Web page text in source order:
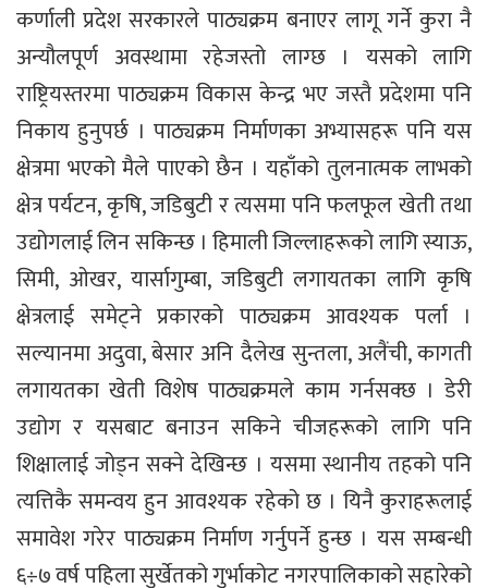
कर्णाली प्रदेश सरकारले पाठ्यक्रम बनाएर लागू गर्ने कुरा नै
अन्यौलपूर्ण अवस्थामा रहेजस्तो लाग्छ । यसको लागि
राष्ट्रियस्तरमा पाठ्यक्रम विकास केन्द्र भए जस्तै प्रदेशमा पनि
निकाय हुनुपर्छ । पाठ्यक्रम निर्माणका अभ्यासहरू पनि यस
क्षेत्रमा भएको मैले पाएको छैन । यहाँको तुलनात्मक लाभको
क्षेत्र पर्यटन, कृषि, जडिबुटी र त्यसमा पनि फलफूल खेती तथा
उद्योगलाई लिन सकिन्छ । हिमाली जिल्लाहरूको लागि स्याऊ,
सिमी, ओखर, यार्सागुम्बा, जडिबुटी लगायतका लागि कृषि
क्षेत्रलाई समेट्ने प्रकारको पाठ्यक्रम आवश्यक पर्ला ।
सल्यानमा अदुवा, बेसार अनि दैलेख सुन्तला, अलैंची, कागती
लगायतका खेती विशेष पाठ्यक्रमले काम गर्नसक्छ । डेरी
उद्योग र यसबाट बनाउन सकिने चीजहरूको लागि पनि
शिक्षालाई जोड्न सक्ने देखिन्छ । यसमा स्थानीय तहको पनि
त्यत्तिकै समन्वय हुन आवश्यक रहेको छ । यिनै कुराहरूलाई
समावेश गरेर पाठ्यक्रम निर्माण गर्नुपर्ने हुन्छ । यस सम्बन्धी
६÷७ वर्ष पहिला सुर्खेतको गुर्भाकोट नगरपालिकाको सहारेको